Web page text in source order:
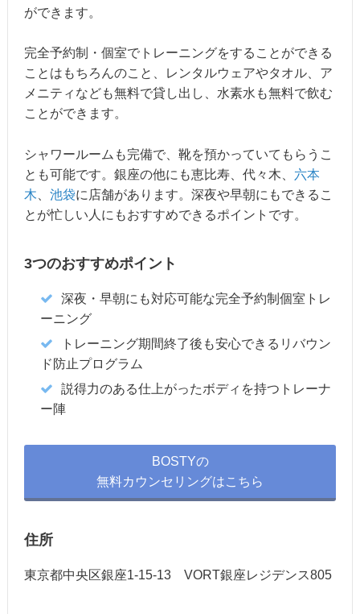
ができます。
完全予約制・個室でトレーニングをすることができる
ことはもちろんのこと、レンタルウェアやタオル、ア
メニティなども無料で貸し出し、水素水も無料で飲む
ことができます。
シャワールームも完備で、靴を預かっていてもらうこ
とも可能です。銀座の他にも恵比寿、代々木、 六本
木
池袋に店舗があります。深夜や早朝にもできるこ
とが忙しい人にもおすすめできるポイントです。
3つのおすすめポイント
深夜・早朝にも対応可能な完全予約制個室トレ
ーニング
トレーニング期間終了後も安心できるリバウン
ド防止プログラム
説得力のある仕上がったボディを持つトレーナ
ー陣
BOSTYの
無料カウンセリングはこちら
住所
東京都中央区銀座1-15-13 VORT銀座レジデンス805